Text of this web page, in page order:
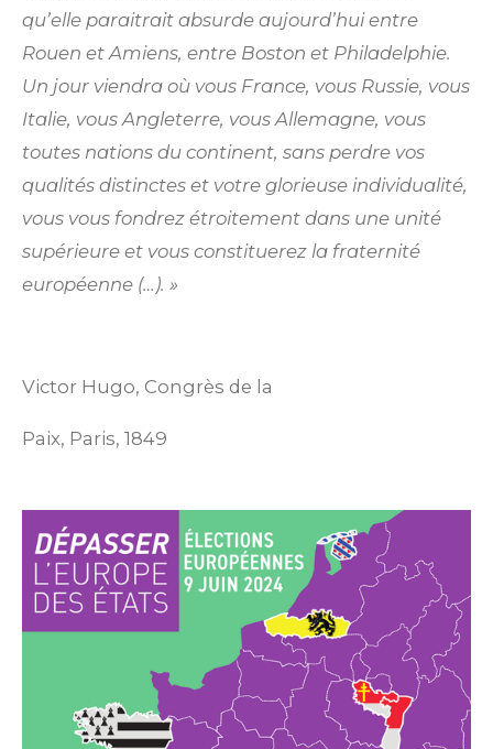
qu’elle paraitrait absurde aujourd’hui entre
Rouen et Amiens, entre Boston et Philadelphie.
Un jour viendra où vous France, vous Russie, vous
Italie, vous Angleterre, vous Allemagne, vous
toutes nations du continent, sans perdre vos
qualités distinctes et votre glorieuse individualité,
vous vous fondrez étroitement dans une unité
supérieure et vous constituerez la fraternité
européenne (…). »
Victor Hugo, Congrès de la
Paix, Paris, 1849